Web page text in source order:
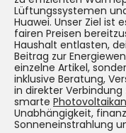
Lüftungssystemen
Huawei. Unser Ziel ist
fairen Preisen
Haushalt entlasten,
Beitrag zur
einzelne Artikel,
inklusive Beratung,
in direkter
smarte
Unabhängigkeit,
Sonneneinstrahlung